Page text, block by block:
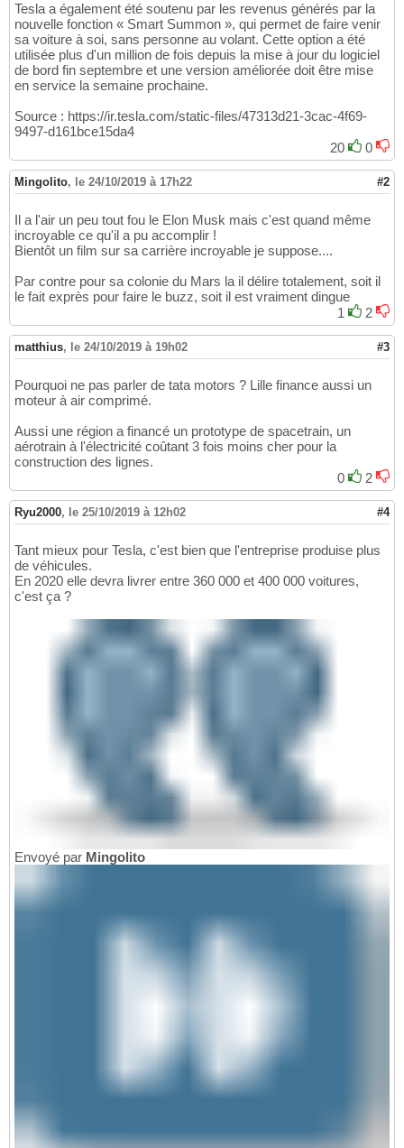
Tesla a également été soutenu par les revenus générés par la
nouvelle fonction « Smart Summon », qui permet de faire venir
sa voiture à soi, sans personne au volant. Cette option a été
utilisée plus d'un million de fois depuis la mise à jour du logiciel
de bord fin septembre et une version améliorée doit être mise
en service la semaine prochaine.
Source : https://ir.tesla.com/static-files/47313d21-3cac-4f69-
9497-d161bce15da4
20
0
Mingolito, le 24/10/2019 à 17h22 #2
Il a l'air un peu tout fou le Elon Musk mais c'est quand même
incroyable ce qu'il a pu accomplir !
Bientôt un film sur sa carrière incroyable je suppose....
Par contre pour sa colonie du Mars la il délire totalement, soit il
le fait exprès pour faire le buzz, soit il est vraiment dingue
1
2
matthius, le 24/10/2019 à 19h02 #3
Pourquoi ne pas parler de tata motors ? Lille finance aussi un
moteur à air comprimé.
Aussi une région a financé un prototype de spacetrain, un
aérotrain à l'électricité coûtant 3 fois moins cher pour la
construction des lignes.
0
2
Ryu2000, le 25/10/2019 à 12h02 #4
Tant mieux pour Tesla, c'est bien que l'entreprise produise plus
de véhicules.
En 2020 elle devra livrer entre 360 000 et 400 000 voitures,
c'est ça ?
Envoyé par Mingolito